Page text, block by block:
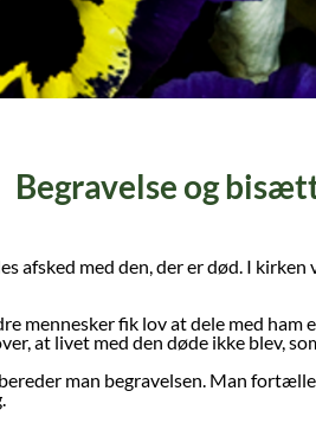
Begravelse og
afsked med den, der er død. I
mennesker fik lov at dele med ham
at livet med den døde ikke blev,
man begravelsen. Man